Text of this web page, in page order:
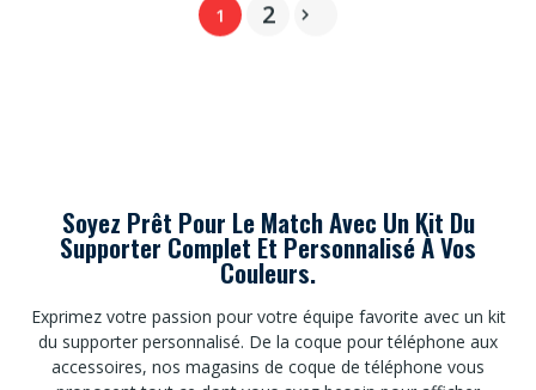
1 2 
Soyez Prêt Pour Le Match Avec Un Kit Du
Supporter Complet Et Personnalisé À Vos
Couleurs.
Exprimez votre passion pour votre équipe favorite avec un kit
du supporter personnalisé. De la coque pour téléphone aux
accessoires, nos magasins de coque de téléphone vous